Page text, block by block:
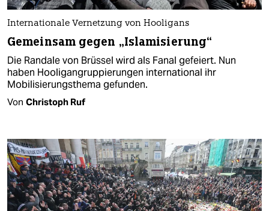
Internationale Vernetzung von Hooligans
Gemeinsam gegen „Islamisierung“
Die Randale von Brüssel wird als Fanal gefeiert. Nun
haben Hooligangruppierungen international ihr
Mobilisierungsthema gefunden.
Von Christoph Ruf